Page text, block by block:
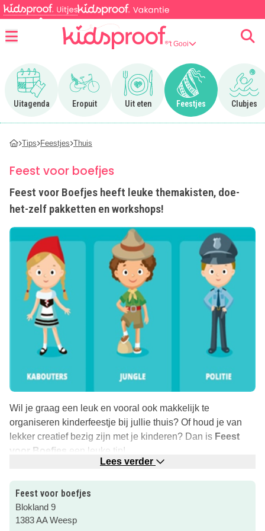
't Gooi
Uitagenda
Ga naar Uitagenda
Eropuit
Ga naar Eropuit
Uit eten
Ga naar Uit eten
Feestjes
Ga naar Feestjes
Clubjes
Ga
Tips Feestjes Thuis
Feest voor boefjes
Feest voor Boefjes heeft leuke themakisten, doe-
het-zelf pakketten en workshops!
Wil je graag een leuk en vooral ook makkelijk te
organiseren kinderfeestje bij jullie thuis? Of houd je van
lekker creatief bezig zijn met je kinderen? Dan is Feest
voor Boefjes
een leuke tip!
Feest voor boefjes verhuurt 6 verschillende themakisten
met mooie en duurzame verkleedkleren, spelletjes,
tafelversieringen en nog veel meer! Denk aan thema’s als
Lees verder
Feest voor boefjes
Blokland 9
1383 AA Weesp